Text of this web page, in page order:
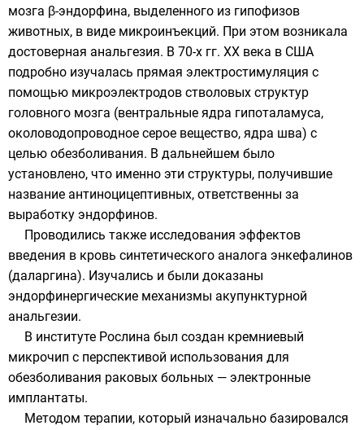
мозга β-эндорфина, выделенного из гипофизов
животных, в виде микроинъекций. При этом возникала
достоверная анальгезия. В 70-х гг. XX века в США
подробно изучалась прямая электростимуляция с
помощью микроэлектродов стволовых структур
головного мозга (вентральные ядра гипоталамуса,
околоводопроводное серое вещество, ядра шва) с
целью обезболивания. В дальнейшем было
установлено, что именно эти структуры, получившие
название антиноцицептивных, ответственны за
выработку эндорфинов.
Проводились также исследования эффектов
введения в кровь синтетического аналога энкефалинов
(даларгина). Изучались и были доказаны
эндорфинергические механизмы акупунктурной
анальгезии.
В институте Рослина был создан кремниевый
микрочип с перспективой использования для
обезболивания раковых больных — электронные
имплантаты.
Методом терапии, который изначально базировался